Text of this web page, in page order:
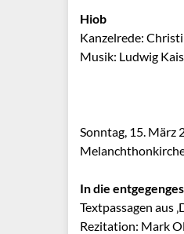
Hiob
Kanzelrede:
Musik: Ludwig
Sonntag, 15. März
In die
Textpassagen aus
Rezitation: Mark